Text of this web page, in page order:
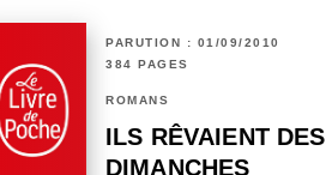
PARUTION : 01/09/2010
384 PAGES
ROMANS
ILS RÊVAIENT DES
DIMANCHES